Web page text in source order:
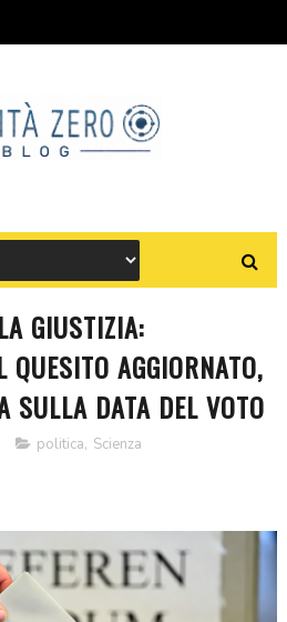
GIUSTIZIA:
QUESITO AGGIORNATO,
SULLA DATA DEL VOTO
politica, Scienza